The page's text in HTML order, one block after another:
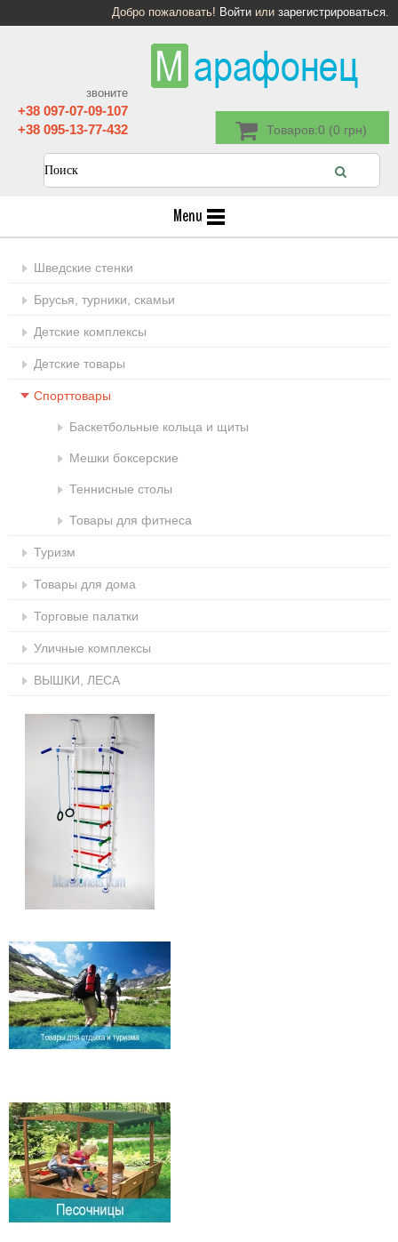
Добро пожаловать! Войти или зарегистрироваться.
Товаров:0 (0 грн)
звоните
+38 097-07-09-107
+38 095-13-77-432
Menu
Шведские стенки
Брусья, турники, скамьи
Детские комплексы
Детские товары
Спорттовары
Баскетбольные кольца и щиты
Мешки боксерские
Теннисные столы
Товары для фитнеса
Туризм
Товары для дома
Торговые палатки
Уличные комплексы
ВЫШКИ, ЛЕСА